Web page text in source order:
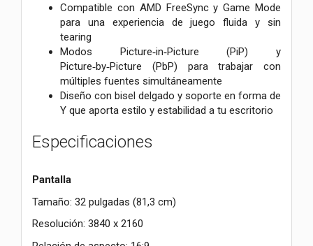
Compatible con AMD FreeSync y Game Mode
para una experiencia de juego fluida y sin
tearing
Modos Picture‑in‑Picture (PiP) y
Picture‑by‑Picture (PbP) para trabajar con
múltiples fuentes simultáneamente
Diseño con bisel delgado y soporte en forma de
Y que aporta estilo y estabilidad a tu escritorio
Especificaciones
Pantalla
Tamaño: 32 pulgadas (81,3 cm)
Resolución: 3840 x 2160